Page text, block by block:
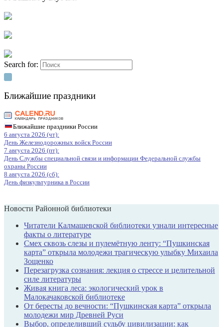
Search for:
Ближайшие праздники
Ближайшие праздники России
6 августа 2026 (чт):
День Железнодорожных войск России
7 августа 2026 (пт):
День Службы специальной связи и информации Федеральной службы
охраны России
8 августа 2026 (сб):
День физкультурника в России
Новости Районной библиотеки
Читатели Калмашевской библиотеки узнали интересные
факты о литературе
Смех сквозь слезы и пулемётную ленту: “Пушкинская
карта” открыла молодежи трагическую улыбку Михаила
Зощенко
Перезагрузка сознания: лекция о стрессе и целительной
силе литературы
Живая книга леса: экологический урок в
Малокачаковской библиотеке
От бересты до вечности: “Пушкинская карта” открыла
молодежи мир Древней Руси
Выбор, определивший судьбу цивилизации: как